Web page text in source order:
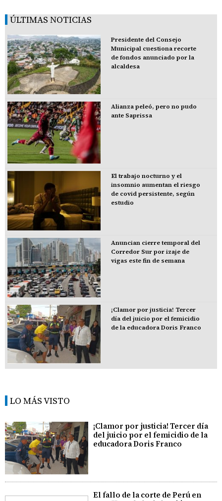
ÚLTIMAS NOTICIAS
Presidente del Consejo
Municipal cuestiona recorte
de fondos anunciado por la
alcaldesa
Alianza peleó, pero no pudo
ante Saprissa
El trabajo nocturno y el
insomnio aumentan el riesgo
de covid persistente, según
estudio
Anuncian cierre temporal del
Corredor Sur por izaje de
vigas este fin de semana
¡Clamor por justicia! Tercer
día del juicio por el femicidio
de la educadora Doris Franco
LO MÁS VISTO
¡Clamor por justicia! Tercer día
del juicio por el femicidio de la
educadora Doris Franco
El fallo de la corte de Perú en